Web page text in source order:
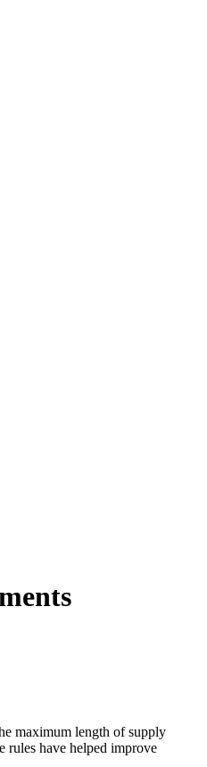
maximum length of supply
rules have helped improve